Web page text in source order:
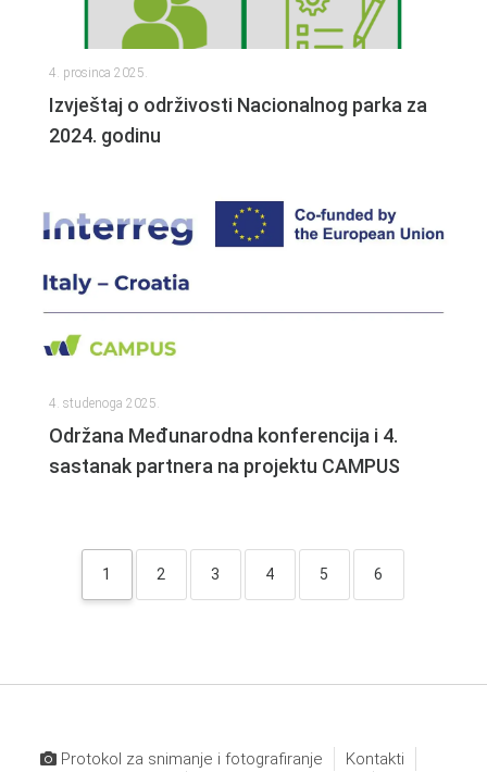
4. prosinca 2025.
Izvještaj o održivosti Nacionalnog parka za
2024. godinu
4. studenoga 2025.
Održana Međunarodna konferencija i 4.
sastanak partnera na projektu CAMPUS
1 2 3 4 5 6
Protokol za snimanje i fotografiranje
Kontakti